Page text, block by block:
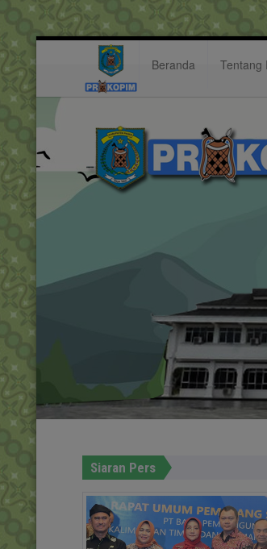
Beranda Tentang
Hastag:
Siaran Pers